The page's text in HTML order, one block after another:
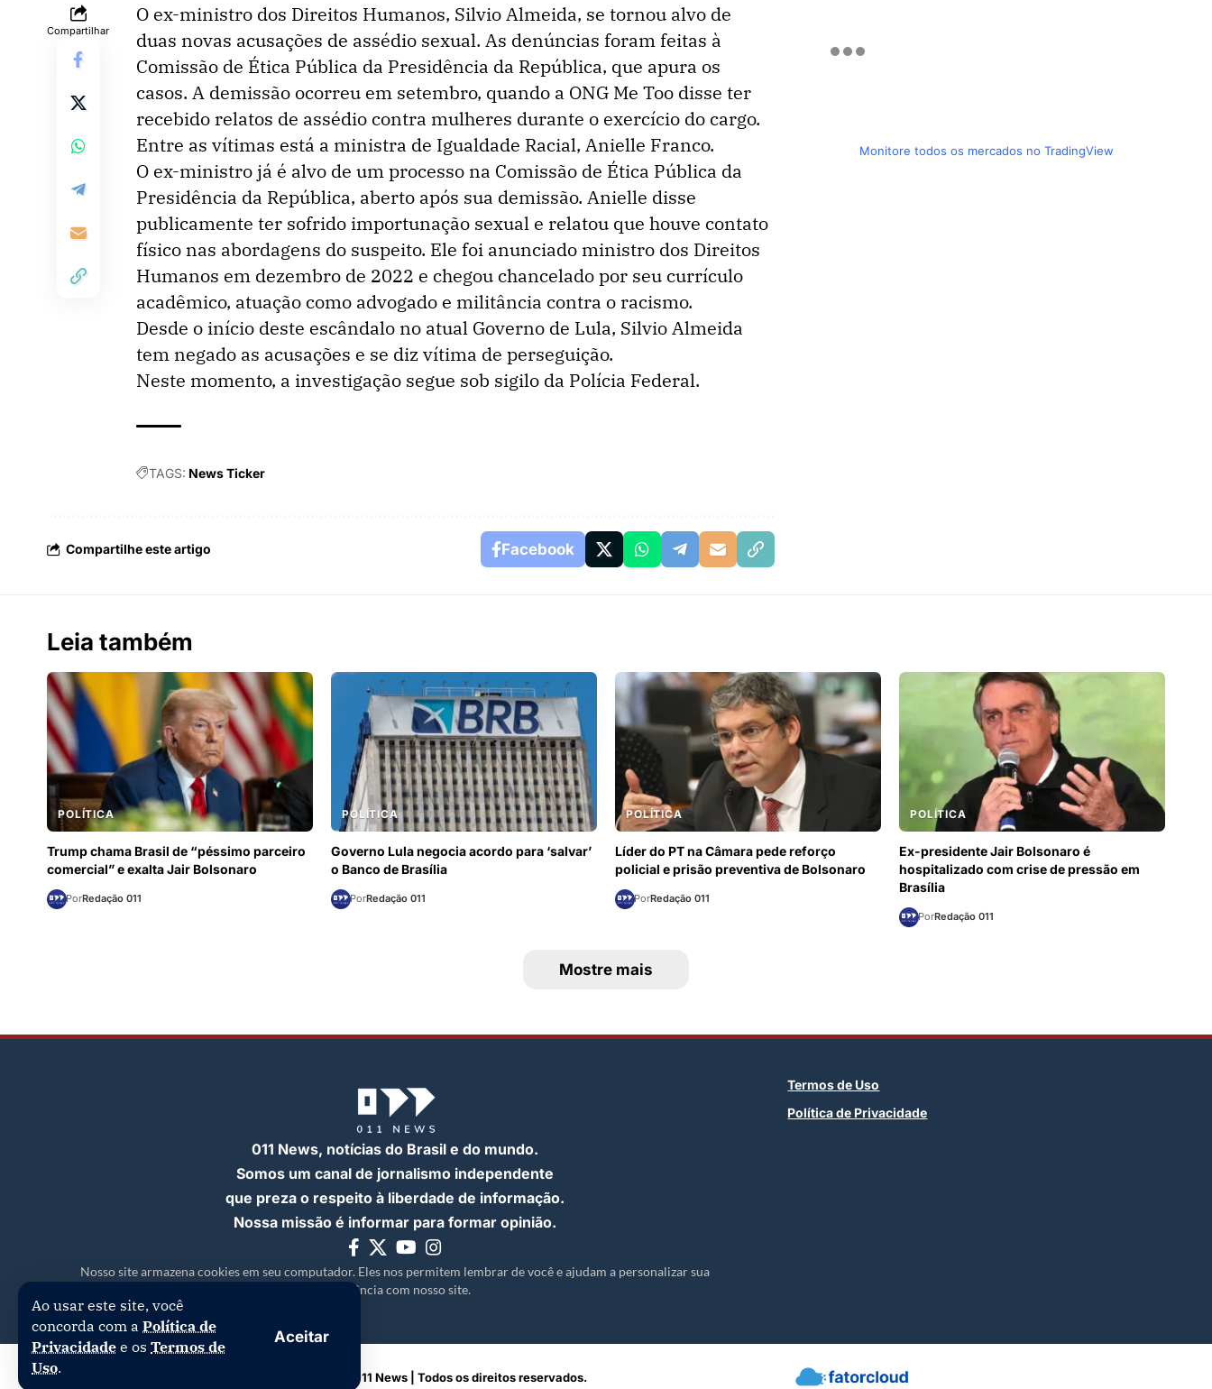
Ao usar este site, você
concorda com a Política de
Privacidade e os Termos de
Uso.
Aceitar
Compartilhar
O ex-ministro dos Direitos Humanos, Silvio Almeida, se tornou alvo de
duas novas acusações de assédio sexual. As denúncias foram feitas à
Comissão de Ética Pública da Presidência da República, que apura os
casos. A demissão ocorreu em setembro, quando a ONG Me Too disse ter
recebido relatos de assédio contra mulheres durante o exercício do cargo.
Entre as vítimas está a ministra de Igualdade Racial, Anielle Franco.
O ex-ministro já é alvo de um processo na Comissão de Ética Pública da
Presidência da República, aberto após sua demissão. Anielle disse
publicamente ter sofrido importunação sexual e relatou que houve contato
físico nas abordagens do suspeito. Ele foi anunciado ministro dos Direitos
Humanos em dezembro de 2022 e chegou chancelado por seu currículo
acadêmico, atuação como advogado e militância contra o racismo.
Desde o início deste escândalo no atual Governo de Lula, Silvio Almeida
tem negado as acusações e se diz vítima de perseguição.
Neste momento, a investigação segue sob sigilo da Polícia Federal.
TAGS: News Ticker
Compartilhe este artigo Facebook
Monitore todos os mercados no TradingView
Leia também
POLÍTICA
Trump chama Brasil de “péssimo parceiro
comercial” e exalta Jair Bolsonaro
PorRedação 011
POLÍTICA
Governo Lula negocia acordo para ‘salvar’
o Banco de Brasília
PorRedação 011
POLÍTICA
Líder do PT na Câmara pede reforço
policial e prisão preventiva de Bolsonaro
PorRedação 011
POLÍTICA
Ex-presidente Jair Bolsonaro é
hospitalizado com crise de pressão em
Brasília
PorRedação 011
Mostre mais
011 News, notícias do Brasil e do mundo.
Somos um canal de jornalismo independente
que preza o respeito à liberdade de informação.
Nossa missão é informar para formar opinião.
Nosso site armazena cookies em seu computador. Eles nos permitem lembrar de você e ajudam a personalizar sua
experiência com nosso site.
Termos de Uso
Política de Privacidade
Copyright © 2026 | 011 News | Todos os direitos reservados.